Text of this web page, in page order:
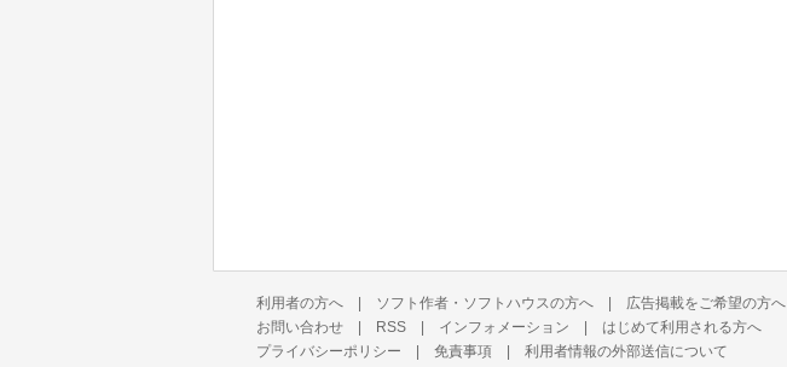
利用者の方へ | ソフト作者・ソフトハウスの方へ | 広告掲載をご希望の方へ
お問い合わせ | RSS | インフォメーション | はじめて利用される方へ
プライバシーポリシー | 免責事項 | 利用者情報の外部送信について